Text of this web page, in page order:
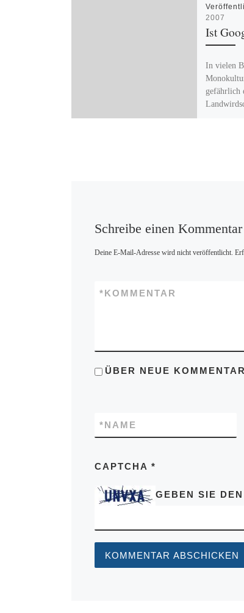
2007
Ist
In vielen
gefährlich
Schreibe einen Kommentar
Deine E-Mail-Adresse wird nicht veröffentlicht.
KOMMENTAR
*
ÜBER NEUE
NAME
*
CAPTCHA *
GEBEN SIE